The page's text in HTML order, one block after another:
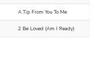
A Tip From You To Me
2 Be Loved (Am I Ready)